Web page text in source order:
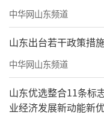
中华网山东频道
山东出台若干政策措
中华网山东频道
山东优选整合11条标
业经济发展新动能新